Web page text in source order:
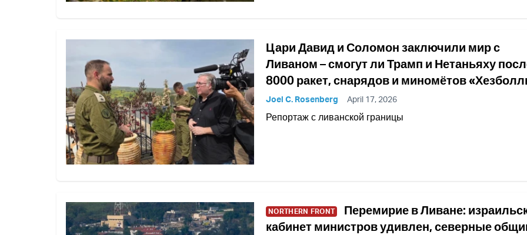
Цари Давид и Соломон заключили мир с
Ливаном – смогут ли Трамп и Нетаньяху
8000 ракет, снарядов и миномётов
Joel C. Rosenberg April 17, 2026
Репортаж с ливанской границы
NORTHERN FRONT
Перемирие в Ливане:
кабинет министров удивлен, северные